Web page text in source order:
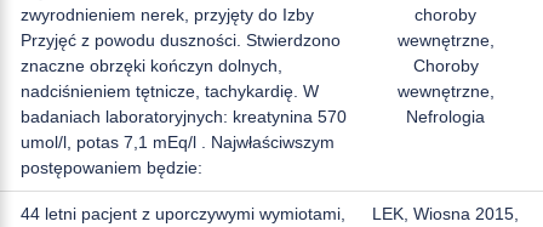
zwyrodnieniem nerek, przyjęty do Izby
Przyjęć z powodu duszności. Stwierdzono
znaczne obrzęki kończyn dolnych,
nadciśnieniem tętnicze, tachykardię. W
badaniach laboratoryjnych: kreatynina 570
umol/l, potas 7,1 mEq/l . Najwłaściwszym
postępowaniem będzie:
choroby
wewnętrzne,
Choroby
wewnętrzne,
Nefrologia
44 letni pacjent z uporczywymi wymiotami,
LEK, Wiosna 2015,